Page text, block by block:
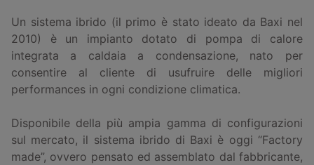
Un sistema ibrido (il primo è stato ideato da Baxi nel
2010) è un impianto dotato di pompa di calore
integrata a caldaia a condensazione, nato per
consentire al cliente di usufruire delle migliori
performances in ogni condizione climatica.
Disponibile della più ampia gamma di configurazioni
sul mercato, il sistema ibrido di Baxi è oggi “Factory
made”, ovvero pensato ed assemblato dal fabbricante,